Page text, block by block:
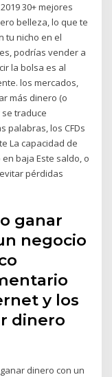
30+ mejores
belleza, lo que te
tu nicho en el
podrías vender a
la bolsa es al
los mercados,
más dinero (o
traduce
palabras, los CFDs
La capacidad de
baja Este saldo, o
pérdidas
ganar
negocio
y los
dinero
dinero con un